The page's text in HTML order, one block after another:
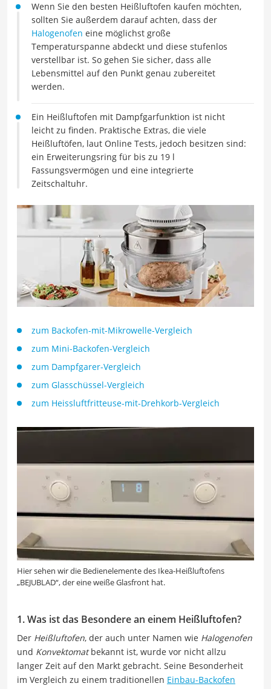
Wenn Sie den besten Heißluftofen kaufen möchten,
sollten Sie außerdem darauf achten, dass der
Halogenofen eine möglichst große
Temperaturspanne abdeckt und diese stufenlos
verstellbar ist. So gehen Sie sicher, dass alle
Lebensmittel auf den Punkt genau zubereitet
werden.
Ein Heißluftofen mit Dampfgarfunktion ist nicht
leicht zu finden. Praktische Extras, die viele
Heißluftöfen, laut Online Tests, jedoch besitzen sind:
ein Erweiterungsring für bis zu 19 l
Fassungsvermögen und eine integrierte
Zeitschaltuhr.
zum Backofen-mit-Mikrowelle-Vergleich
zum Mini-Backofen-Vergleich
zum Dampfgarer-Vergleich
zum Glasschüssel-Vergleich
zum Heissluftfritteuse-mit-Drehkorb-Vergleich
Hier sehen wir die Bedienelemente des Ikea-Heißluftofens
„BEJUBLAD“, der eine weiße Glasfront hat.
1. Was ist das Besondere an einem Heißluftofen?
Der Heißluftofen, der auch unter Namen wie Halogenofen
und Konvektomatbekannt ist, wurde vor nicht allzu
langer Zeit auf den Markt gebracht. Seine Besonderheit
im Vergleich zu einem traditionellen Einbau-Backofen